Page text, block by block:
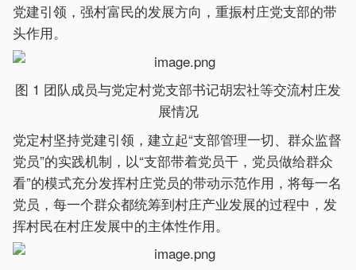
党建引领，强村富民的发展方向，重振村庄党支部的带
头作用。
图 1 团队成员与党定村党支部书记胡宏社等交流村庄发
展情况
党定村坚持党建引领，建立起“支部管理一切、群众监督
党员”的实践机制，以“支部带着党员干，党员做给群众
看”的模式充分发挥村庄党员的带动示范作用，将每一名
党员，每一个群众都统筹到村庄产业发展的过程中，发
挥村民在村庄发展中的主体性作用。